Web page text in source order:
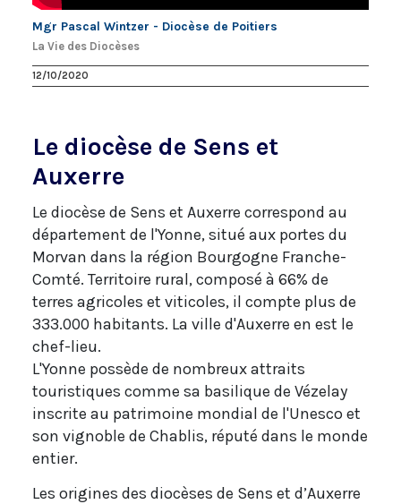
Mgr Pascal Wintzer - Diocèse de Poitiers
La Vie des Diocèses
12/10/2020
Le diocèse de Sens et
Auxerre
Le diocèse de Sens et Auxerre correspond au
département de l'Yonne, situé aux portes du
Morvan dans la région Bourgogne Franche-
Comté. Territoire rural, composé à 66% de
terres agricoles et viticoles, il compte plus de
333.000 habitants. La ville d'Auxerre en est le
chef-lieu.
L'Yonne possède de nombreux attraits
touristiques comme sa basilique de Vézelay
inscrite au patrimoine mondial de l'Unesco et
son vignoble de Chablis, réputé dans le monde
entier.
Les origines des diocèses de Sens et d’Auxerre